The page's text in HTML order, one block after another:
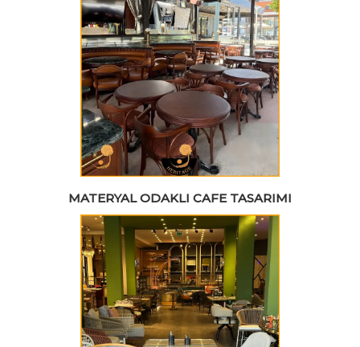
MATERYAL ODAKLI CAFE TASARIMI